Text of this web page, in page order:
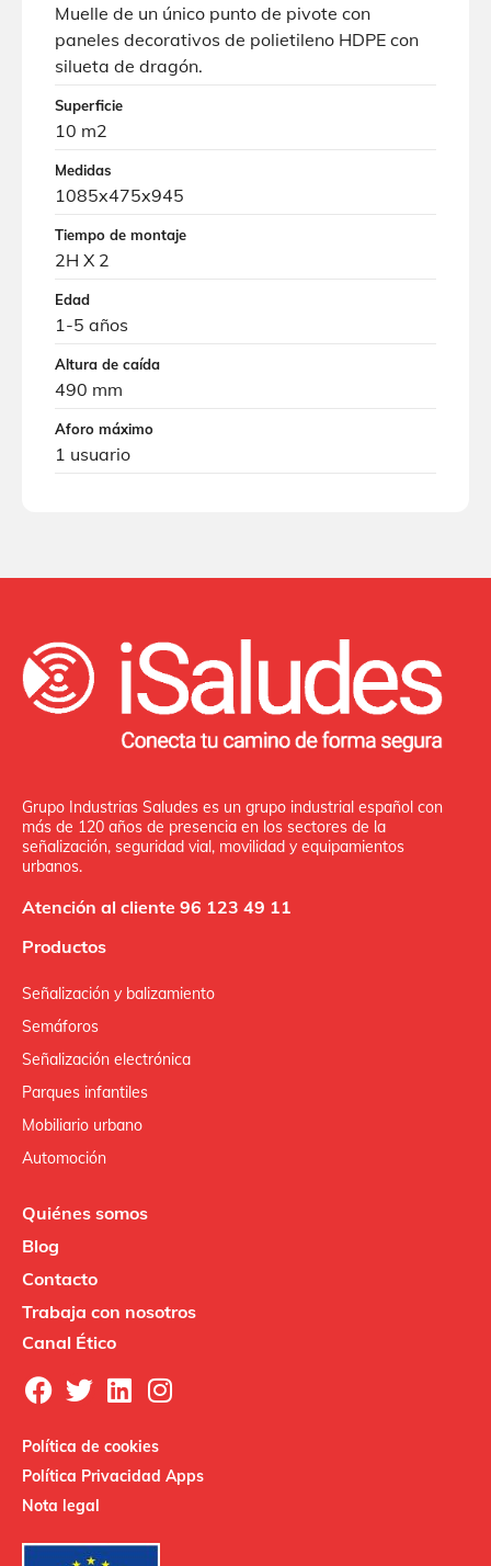
Muelle de un único punto de pivote con
paneles decorativos de polietileno HDPE con
silueta de dragón.
Superficie
10 m2
Medidas
1085x475x945
Tiempo de montaje
2H X 2
Edad
1-5 años
Altura de caída
490 mm
Aforo máximo
1 usuario
Grupo Industrias Saludes es un grupo industrial español con
más de 120 años de presencia en los sectores de la
señalización, seguridad vial, movilidad y equipamientos
urbanos.
Atención al cliente 96 123 49 11
Productos
Señalización y balizamiento
Semáforos
Señalización electrónica
Parques infantiles
Mobiliario urbano
Automoción
Quiénes somos
Blog
Contacto
Trabaja con nosotros
Canal Ético
Política de cookies
Política Privacidad Apps
Nota legal